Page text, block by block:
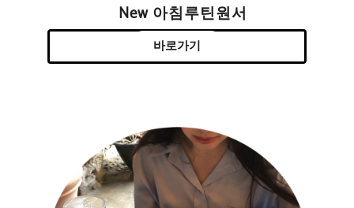
New 아침루틴원서
바로가기